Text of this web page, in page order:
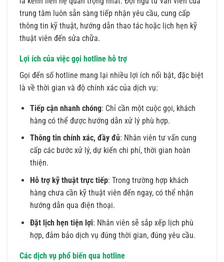
trung tâm luôn sẵn sàng tiếp nhận yêu cầu, cung cấp
thông tin kỹ thuật, hướng dẫn thao tác hoặc lịch hẹn kỹ
thuật viên đến sửa chữa.
Lợi ích của việc gọi hotline hỗ trợ
Gọi đến số hotline mang lại nhiều lợi ích nổi bật, đặc biệt
là về thời gian và độ chính xác của dịch vụ:
Tiếp cận nhanh chóng: Chỉ cần một cuộc gọi, khách
hàng có thể được hướng dẫn xử lý phù hợp.
Thông tin chính xác, đầy đủ: Nhân viên tư vấn cung
cấp các bước xử lý, dự kiến chi phí, thời gian hoàn
thiện.
Hỗ trợ kỹ thuật trực tiếp: Trong trường hợp khách
hàng chưa cần kỹ thuật viên đến ngay, có thể nhận
hướng dẫn qua điện thoại.
Đặt lịch hẹn tiện lợi: Nhân viên sẽ sắp xếp lịch phù
hợp, đảm bảo dịch vụ đúng thời gian, đúng yêu cầu.
Các dịch vụ phổ biến qua hotline